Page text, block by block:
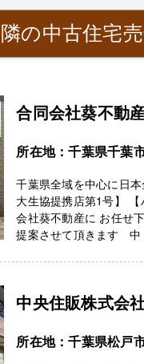
の中古住宅
合同会社葵不動
所在地：千葉県千葉
千葉県全域を中心に日
大生協提携店第1号】
会社葵不動産に お任せ
提案させて頂きます 中
中央住販株式会
所在地：千葉県松戸